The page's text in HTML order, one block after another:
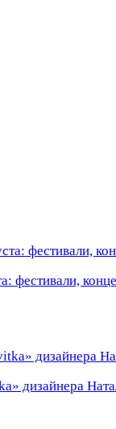
фестивали,
дизайнера